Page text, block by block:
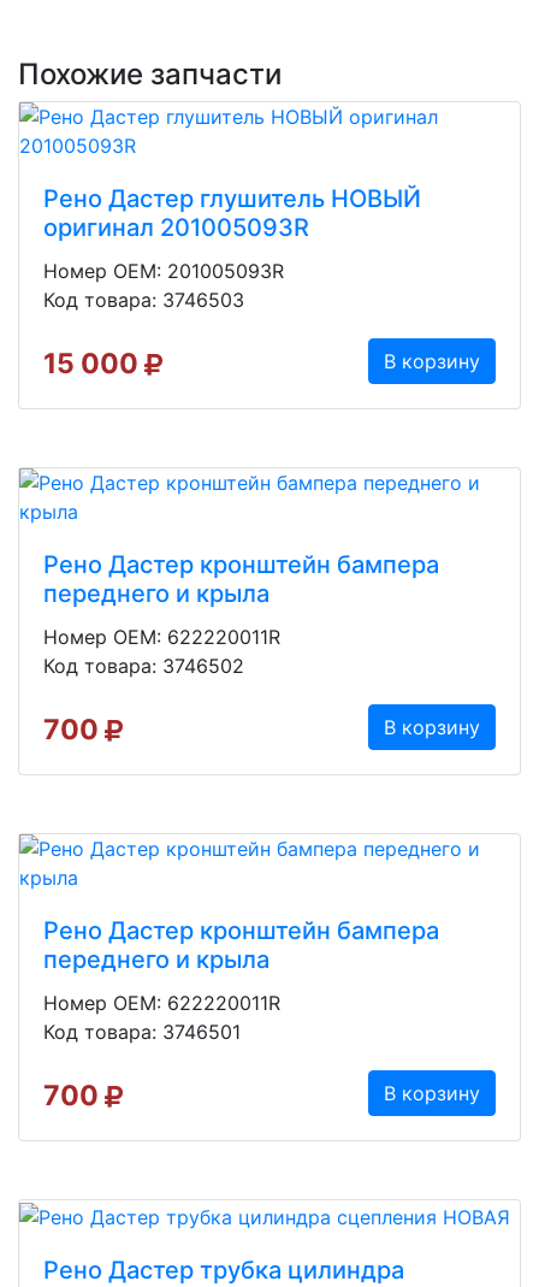
Похожие запчасти
Рено Дастер глушитель НОВЫЙ
оригинал 201005093R
Номер OEM: 201005093R
Код товара: 3746503
15 000 В корзину
Рено Дастер кронштейн бампера
переднего и крыла
Номер OEM: 622220011R
Код товара: 3746502
700 В корзину
Рено Дастер кронштейн бампера
переднего и крыла
Номер OEM: 622220011R
Код товара: 3746501
700 В корзину
Рено Дастер трубка цилиндра